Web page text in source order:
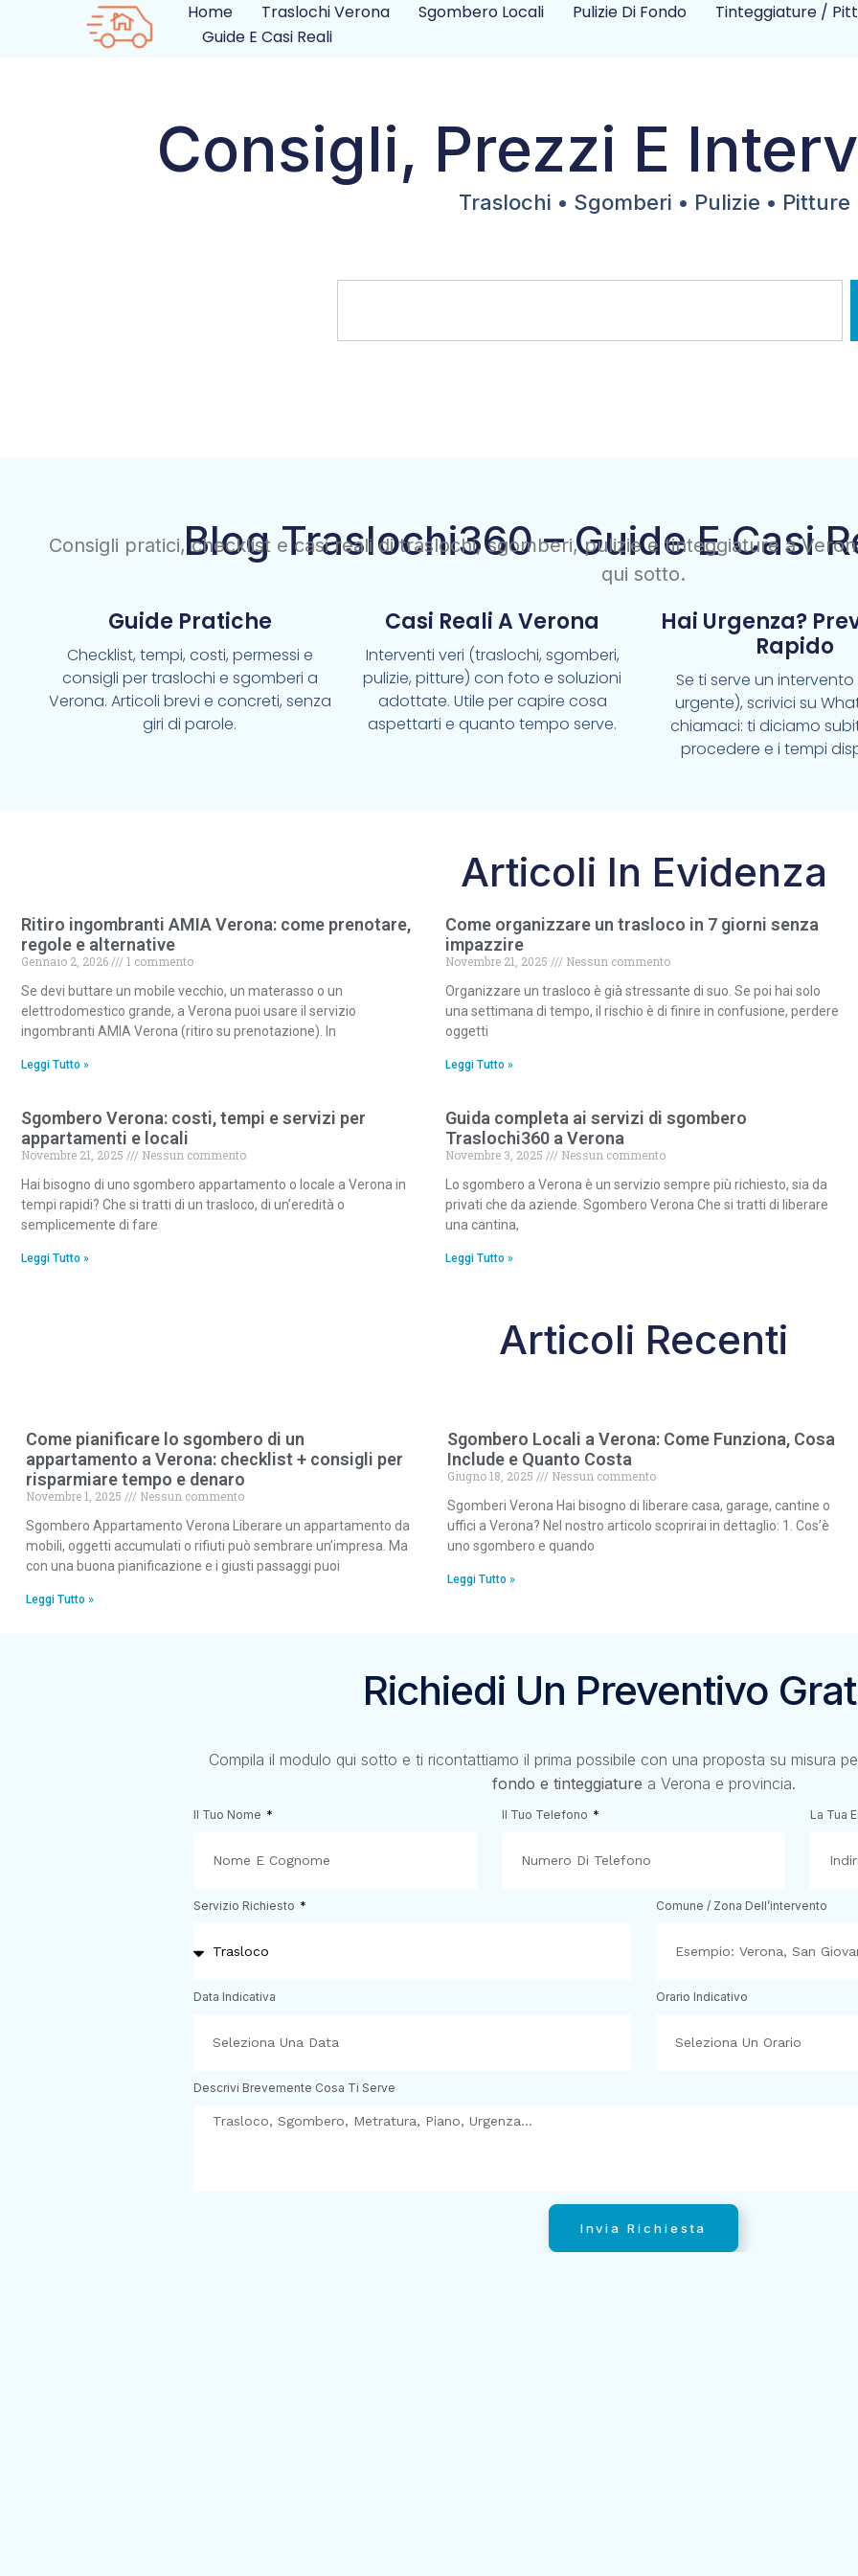
Home Traslochi Verona Sgombero Locali Pulizie Di Fondo
Tinteggiature /
Guide E Casi Reali
Consigli, Prezzi E
Traslochi • Sgomberi • Pulizie • Pitture
Blog Traslochi360 – Guide E Casi
Consigli pratici, checklist e casi reali di traslochi, sgomberi, pulizie e tinteggiature a
qui sotto.
Guide Pratiche
Checklist, tempi, costi, permessi e
consigli per traslochi e sgomberi a
Verona. Articoli brevi e concreti, senza
giri di parole.
Casi Reali A Verona
Interventi veri (traslochi, sgomberi,
pulizie, pitture) con foto e soluzioni
adottate. Utile per capire cosa
aspettarti e quanto tempo serve.
Hai Urgenza?
Rapido
Se ti serve un
urgente), scrivici su
chiamaci: ti diciamo
procedere e i tempi
Articoli In Evidenza
Ritiro ingombranti AMIA Verona: come prenotare,
regole e alternative
Gennaio 2, 2026
1 commento
Se devi buttare un mobile vecchio, un materasso o un
elettrodomestico grande, a Verona puoi usare il servizio
ingombranti AMIA Verona (ritiro su prenotazione). In
Leggi Tutto »
Come organizzare un trasloco in 7 giorni senza
impazzire
Novembre 21, 2025
Nessun commento
Organizzare un trasloco è già stressante di suo. Se poi hai solo
una settimana di tempo, il rischio è di finire in confusione, perdere
oggetti
Leggi Tutto »
Sgombero Verona: costi, tempi e servizi per
appartamenti e locali
Novembre 21, 2025
Nessun commento
Hai bisogno di uno sgombero appartamento o locale a Verona in
tempi rapidi? Che si tratti di un trasloco, di un’eredità o
semplicemente di fare
Leggi Tutto »
Guida completa ai servizi di sgombero
Traslochi360 a Verona
Novembre 3, 2025
Nessun commento
Lo sgombero a Verona è un servizio sempre più richiesto, sia da
privati che da aziende. Sgombero Verona Che si tratti di liberare
una cantina,
Leggi Tutto »
Articoli Recenti
Come pianificare lo sgombero di un
appartamento a Verona: checklist + consigli per
risparmiare tempo e denaro
Novembre 1, 2025
Nessun commento
Sgombero Appartamento Verona Liberare un appartamento da
mobili, oggetti accumulati o rifiuti può sembrare un’impresa. Ma
con una buona pianificazione e i giusti passaggi puoi
Leggi Tutto »
Sgombero Locali a Verona: Come Funziona, Cosa
Include e Quanto Costa
Giugno 18, 2025
Nessun commento
Sgomberi Verona Hai bisogno di liberare casa, garage, cantine o
uffici a Verona? Nel nostro articolo scoprirai in dettaglio: 1. Cos’è
uno sgombero e quando
Leggi Tutto »
Richiedi Un Preventivo
Compila il modulo qui sotto e ti ricontattiamo il prima possibile con una proposta su misura
fondo e tinteggiature a Verona e provincia.
Il Tuo Nome Il Tuo Telefono La Tua
Servizio Richiesto Comune / Zona Dell’intervento
Data Indicativa Orario Indicativo
Descrivi Brevemente Cosa Ti Serve
Invia Richiesta